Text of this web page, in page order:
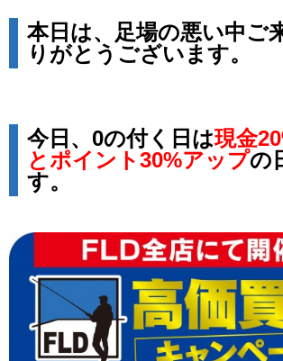
本日は、足場の悪い中ご
りがとうございます。
今日、0の付く日は現金
とポイント30%アップの
す。